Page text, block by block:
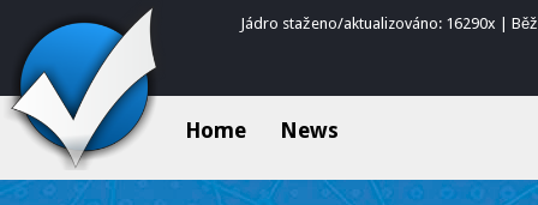
Jádro staženo/aktualizováno: 16290x |
Home News